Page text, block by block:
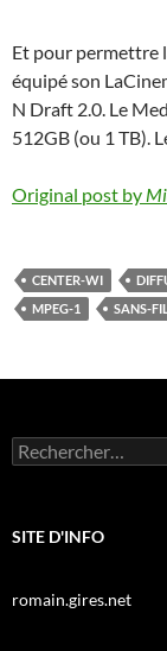
Et pour permettre
équipé son
N Draft 2.0. Le
512GB (ou 1 TB).
Original post by
CENTER-WI
MPEG-1
SANS-FIL
Rechercher :
SITE D'INFO
romain.gires.net